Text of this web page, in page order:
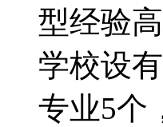
型经验
学校设
专业5个